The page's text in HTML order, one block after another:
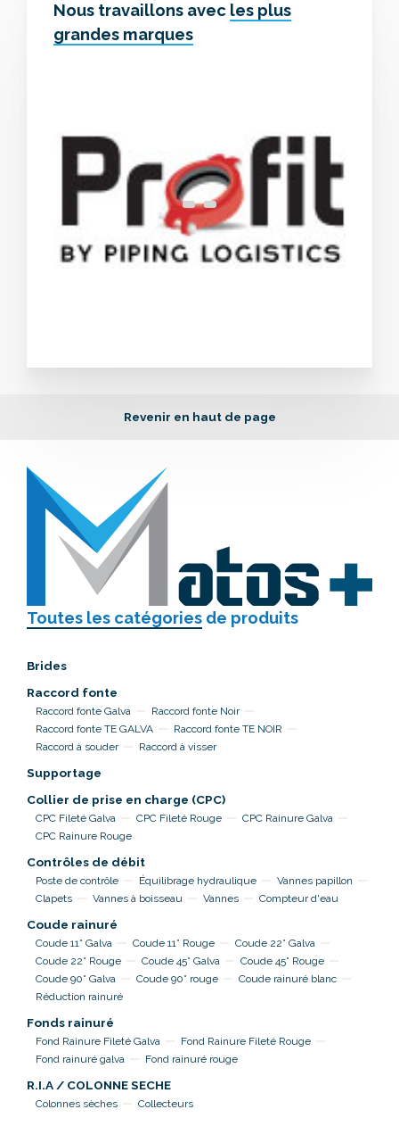
Nous travaillons avec les plus
grandes marques
Revenir en haut de page
Toutes les catégories de produits
Brides
Raccord fonte
Raccord fonte Galva
Raccord fonte Noir
Raccord fonte TE GALVA
Raccord fonte TE NOIR
Raccord à souder
Raccord à visser
Supportage
Collier de prise en charge (CPC)
CPC Fileté Galva CPC Fileté Rouge
CPC Rainure Galva
CPC Rainure Rouge
Contrôles de débit
Poste de contrôle Équilibrage hydraulique
Vannes papillon
Clapets
Vannes à boisseau Vannes Compteur d'eau
Coude rainuré
Coude 11° Galva Coude 11° Rouge
Coude 22° Galva
Coude 22° Rouge
Coude 45° Galva
Coude 45° Rouge
Coude 90° Galva
Coude 90° rouge
Coude rainuré blanc
Réduction rainuré
Fonds rainuré
Fond Rainure Fileté Galva
Fond Rainure Fileté Rouge
Fond rainuré galva
Fond rainuré rouge
R.I.A / COLONNE SECHE
Colonnes sèches Collecteurs